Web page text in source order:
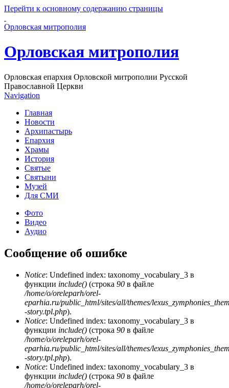
Перейти к основному содержанию страницы
Орловская митрополия
Орловская митрополия
Орловская епархия Орловской митрополии Русской
Православной Церкви
Navigation
Главная
Новости
Архипастырь
Епархия
Храмы
История
Святые
Святыни
Музей
Для СМИ
Фото
Видео
Аудио
Сообщение об ошибке
Notice: Undefined index: taxonomy_vocabulary_3 в
функции include() (строка 90 в файле
/home/o/oreleparh/orel-
eparhia.ru/public_html/sites/all/themes/
-story.tpl.php).
Notice: Undefined index: taxonomy_vocabulary_3 в
функции include() (строка 90 в файле
/home/o/oreleparh/orel-
eparhia.ru/public_html/sites/all/themes/
-story.tpl.php).
Notice: Undefined index: taxonomy_vocabulary_3 в
функции include() (строка 90 в файле
/home/o/oreleparh/orel-